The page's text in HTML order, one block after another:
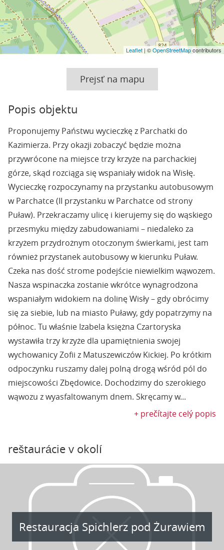
Leaflet | ©OpenStreetMapcontributors
Prejsť na mapu
Popis objektu
Proponujemy Państwu wycieczkę z Parchatki do
Kazimierza. Przy okazji zobaczyć będzie można
przywrócone na miejsce trzy krzyże na parchackiej
górze, skąd rozciąga się wspaniały widok na Wisłę.
Wycieczkę rozpoczynamy na przystanku autobusowym
w Parchatce (II przystanku w Parchatce od strony
Puław). Przekraczamy ulicę i kierujemy się do wąskiego
przesmyku między zabudowaniami – niedaleko za
krzyżem przydrożnym otoczonym świerkami, jest tam
również przystanek autobusowy w kierunku Puław.
Czeka nas dość strome podejście niewielkim wąwozem.
Nasza wspinaczka zostanie wkrótce wynagrodzona
wspaniałym widokiem na dolinę Wisły – gdy obrócimy
się za siebie, lub na miasto Puławy, gdy popatrzymy na
północ. Tu właśnie Izabela księżna Czartoryska
wystawiła trzy krzyże dla upamiętnienia swojej
wychowanicy Zofii z Matuszewiczów Kickiej. Po krótkim
odpoczynku ruszamy dalej polną drogą wśród pól do
miejscowości Zbędowice. Dochodzimy do szerokiego
wąwozu z wyasfaltowanym dnem. Skręcamy w...
+ prečítajte celý popis
reštaurácie v okolí
Restauracja Spichlerz pod Żurawiem